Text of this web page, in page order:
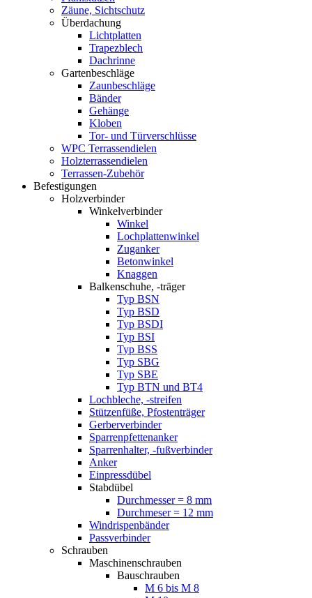
Zäune, Sichtschutz
Überdachung
Lichtplatten
Trapezblech
Dachrinne
Gartenbeschläge
Zaunbeschläge
Bänder
Gehänge
Kloben
Tor- und Türverschlüsse
WPC Terrassendielen
Holzterrassendielen
Terrassen-Zubehör
Befestigungen
Holzverbinder
Winkelverbinder
Winkel
Lochplattenwinkel
Zuganker
Betonwinkel
Knaggen
Balkenschuhe, -träger
Typ BSN
Typ BSD
Typ BSDI
Typ BSI
Typ BSS
Typ SBG
Typ SBE
Typ BTN und BT4
Lochbleche, -streifen
Stützenfüße, Pfostenträger
Gerberverbinder
Sparrenpfettenanker
Sparrenhalter, -fußverbinder
Anker
Einpressdübel
Stabdübel
Durchmesser = 8 mm
Durchmeser = 12 mm
Windrispenbänder
Passverbinder
Schrauben
Maschinenschrauben
Bauschrauben
M 6 bis M 8